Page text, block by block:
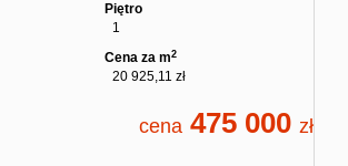
Piętro
1
Cena za m2
20 925,11 zł
cena 475 000 zł